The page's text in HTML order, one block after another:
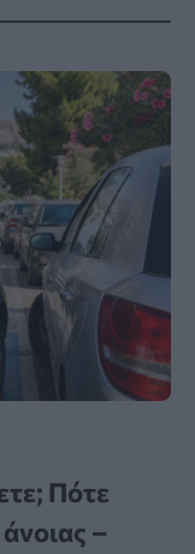
Πότε
–